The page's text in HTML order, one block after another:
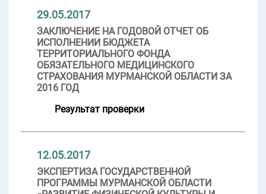
29.05.2017
ЗАКЛЮЧЕНИЕ НА ГОДОВОЙ ОТЧЕТ ОБ
ИСПОЛНЕНИИ БЮДЖЕТА
ТЕРРИТОРИАЛЬНОГО ФОНДА
ОБЯЗАТЕЛЬНОГО МЕДИЦИНСКОГО
СТРАХОВАНИЯ МУРМАНСКОЙ ОБЛАСТИ ЗА
2016 ГОД
Результат проверки
12.05.2017
ЭКСПЕРТИЗА ГОСУДАРСТВЕННОЙ
ПРОГРАММЫ МУРМАНСКОЙ ОБЛАСТИ